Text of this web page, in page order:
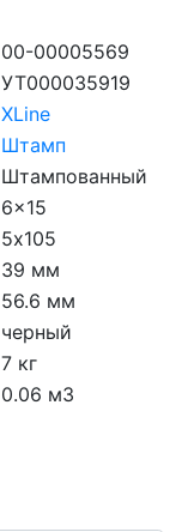
00-00005569
УТ000035919
XLine
Штамп
Штампованный
6x15
5х105
39 мм
56.6 мм
черный
7 кг
0.06 м3